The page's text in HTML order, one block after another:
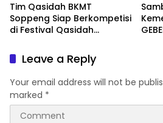
Tim Qasidah BKMT
Soppeng Siap Berkompetisi
di Festival Qasidah
Leave a Reply
Your email address will not be
marked *